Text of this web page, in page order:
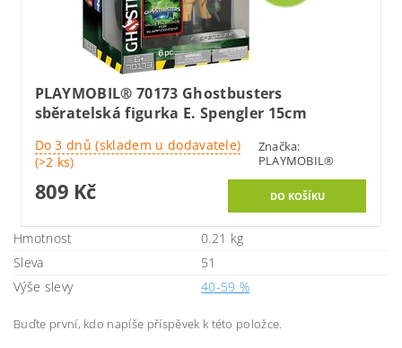
PLAYMOBIL® 70173 Ghostbusters
sběratelská figurka E. Spengler 15cm
Do 3 dnů (skladem u dodavatele)
(>2 ks)
Značka:
PLAYMOBIL®
809 Kč
Hmotnost
0.21 kg
Sleva
51
Výše slevy
40-59 %
Buďte první, kdo napíše příspěvek k této položce.